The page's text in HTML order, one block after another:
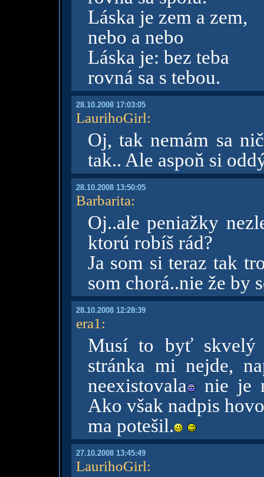
Láska je zem a zem,
nebo a nebo
Láska je: bez teba
rovná sa s tebou.
28.10.2008 17:03:05
LaurihoGirl:
Oj, tak nemám sa
tak.. Ale aspoň si
28.10.2008 13:50:05
Barbarita:
Oj..ale peniažky
ktorú robíš rád?
Ja som si teraz tak
som chorá..nie že by
28.10.2008 12:28:39
era1 :
Musí to byť skvelý
stránka mi nejde,
neexistovala nie je
Ako však nadpis
ma potešil.
27.10.2008 13:45:49
LaurihoGirl: